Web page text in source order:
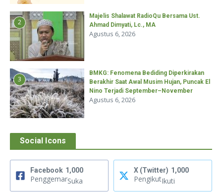
2
Majelis Shalawat RadioQu Bersama Ust.
Ahmad Dimyati, Lc., MA
Agustus 6, 2026
3
BMKG: Fenomena Bediding Diperkirakan
Berakhir Saat Awal Musim Hujan, Puncak El
Nino Terjadi September–November
Agustus 6, 2026
Social Icons
Facebook 1,000
PenggemarSuka
X (Twitter) 1,000
PengikutIkuti